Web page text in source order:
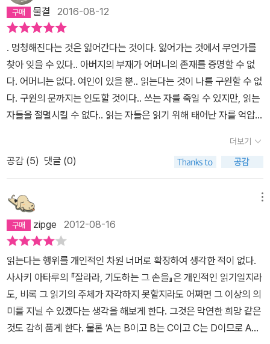
었다. “6세기부터 11세기 말까지 600년 가까이 완전히 망각에 묻혀”
있던 로마법 대전이 11세기 말 피사의 도서관에서 발견되면서 유럽은
법 개념과 법률 용어를 대량 입수하게 됐다. “로마법을 주입받아 고쳐
쓰인 교회법”은 범유럽 공통법으로 탄생(‘중세 해석자 혁명’) 했다.
이 새로운 법을 추축으로 교회가 성립되었고, 그것은 근대국가, 근대
관료제의 기원이 되었다. 이 법질서에 귀속된 인간은 ‘재생산’의 법적
대상이 되었다. “근대법, 근대국가, 근대주권, 회사, 신탁, 계약, 조합
등 근대 자본제의 원형” 체제 속에 자연히 인간도 이양되었다. 법문은
좀 더 정교히 수정되어 정보와 데이터베이스가 되었으며 정보에 의한
통치를 쉽게 만들었다. 중세 해석자 혁명에서 비롯된 “정보와 폭력과
는 전략 병기, 개종, 정복) 속에 전 세계에 수출된 것이라는 르장드르
와 저자의 주장은 타당해 보였다. 다른 무의식을 지배하는 무의식인
셈이다. 그렇기에 나는 여기서 의문을 제기하게 된다. 중세 해석자의
혁명이 세계의 법과 무의식을 더 공고히 한 혐의는 보이지 않는가?
자유롭다 말하지만 온갖 훈련을 통해서 탄생하는 예술과 문학의 아이
러니는? 재생산들의 종말은 없으니 안심하세요 하는 문제가 아니라
그 모든 것에 순수성이란 없다는 사실을 강조할 문제 아닌가. 어떤 것
도 본질로서 있을 수 없는데 우린 지금 무엇을 중요하다고 말하고 있
의 삶에 안주할 수 없기 때문이다. 텍스트는 이제껏 내 삶의 허위에 격
렬히 도전한다. '책을 제대로 읽는다는 것은 읽고 있는 자신과 세계가
동시에 믿을 수 없게 되는 것'이며, '책을 읽는 자신이 미쳤는가, 아니
면 세상이 미쳤는가'를 묻고 시험하는 것이다.물론 모든 책 읽기가 혁
명이 되지는 않는다. 치열한 책 읽기가 꺾을 첫 번째 대상은 언제나 내
자신이다. 저자는 '책을 읽고 말았기 때문에' 자신의 삶을 과감히 그것
에 굴복시킬 수밖에 없다고 말한다. 학문에 종사하는 숱한 사람들이
통해 그 모순을 극복한다. 텍스트로 하여금 내 무지를 드러내어 먼저
내 삶을 변혁하도록 허락하는 것이다.그의 책을 읽었다기보다 읽고
말았습니다. 읽고 만 이상, 거기에 그렇게 쓰여 있는 이상, 그 한 행이
아무래도 옳다고 밖에 생각되지 않은 이상, 그 문구가 하얀 표면에 반
짝반짝 검게 빛나 보이고만 이상, 그 말에 이끌려 살아갈 수밖에 없습
니다.(본문 34쪽)책 읽는 시간은 늘 시작이다독서 인구는 점점 줄고
있으며 노령화 되고 있다는 최근의 통계는 이제 새로운 현상이 아니
다. 한국방송(KBS)과 한국어진흥원은 초등학생을 대상으로 도서 4
0권을 출제 범위로 선정하여 시험과 경쟁을 통해 독서왕을 선정하겠
다는 <KBS 어린이 독서왕>이란 '무식한' 프로그램을 선보일 예정이
란다. 설마 그럴리야 있겠냐마는, 어떤 상업적 이권이 개입되어 있지
않다면 어찌 이런 프로그램인지 가능한 지 모르겠다. 나는 종종 우리
갖고 있다. 어쩌면 이것은 논리적 이해의 문제가 아니라 정서적 감응
의 문제일 것이다.
요? 폭력혁명이 유일한 혁명이고, 혁명의 ‘전부’일까요? 다른 혁명은
있을 수 없는 걸까요? 혁명의 다른 형식이 있을 수 있었고, 있을 수 있
고, 앞으로도 있을 수 있는 게 아닐까요? 좌익이건 우익이건―보수혁
명이라는 말이 있으니까요―모두 이 점을 눈여겨볼 수 없었습니다.
그들은 폭력혁명이 아니면 혁명이 아니라고 생각하고 있습니다. 폭력
않으면 안 되고, 그렇게 하지 않으면 급진적으로 간주되지 않을 거라
고 겁내고 있습니다. 그러면서도 또 폭력혁명을 직접적으로 주창하면
놀랄 만큼 무참했던 학살의 역사에 이름을 올리게 되지 않을까 하고
겁내고 있습니다. (p.69)
여기서 우리는 급진=혁명=폭력이라는 우
리의 일반적인 사고방식에 대해 저자가 도전하고 있음을 알 수 있다.
저자는 “혁명의 본체는 텍스트다. 결코 폭력이 아니다”라고 주장한
다. 혁명은 폭력으로 환원되는 것이 아니며, 폭력이 선행하는 것만도
아니라는 것이다. 텍스트를 다시 쓰는 것이야말로 혁명의 본질을 좌
우하는 것이지, 폭력은 혁명에 있어 이차적인 것에 지나지 않는다는
것이다. 내 생각엔 혁명을 폭력적인 것의 차원에서만 한정짓는 이런
사고방식은 어쩌면 radical을 '급진적(인)'으로 번역하면서 그것을
'점진적(인)' 것과 대조시켜 이해하는 사고방식과 밀접히 연관되어 있
다행이도 날씨는 풀리고 있다.[링크] 첫째 밤 독서 : http://blog.ala
din.co.kr/inkriver/8167631 둘째 밤 독서 : http://blog.aladin.c
o.kr/inkriver/8170615 셋째 밤 독서 : http://blog.aladin.co.kr/i
nkriver/8174409 넷째 밤 독서 : http://blog.aladin.co.kr/inkriv
er/8176674 다섯째 밤 독서 : http://blog.aladin.co.kr/inkriver/
8178820 『잘라라, 기도하는 그 손을(切りとれ、あの祈る手
を)』은 가벼운 책이다. 어디 들고 다니며 읽기에도 좋다. 하지만 내용
이 무섭다. 수 년 전, 국내 독자들에게 처음 소개되고 그 파격에 뜨거
운 관심을 받았던 것 같은데, 과연 얼마나 팔렸을지는 모르겠다. 항간
에서 인문학의 ‘한계’라 쉽게 지적하곤 하는 일상과의 괴리, 실천 가능
하지 않는다. 저자 본인도 놀란 기색이다. 곳곳에 사사키에 대해 험담
하는 이들도 적지 않은 듯하다. 이해 못할 바는 아니다. 요컨대 [문
학]하라는 것이다. 대문자 문학. 그것은 읽고 쓰는 것을 말하며, 혁명
과 직결된다. 어떻게 [문학]이 혁명으로 이어지는지, 혹은 혁명 그 자
체인지는 대혁명(종교개혁)의 루터, 고아이자 문맹이었던 장사치 사
도 무함마드와 『쿠란』, 성녀 테레지아와 같은 신비주의자들, 그리고
중세 해석자 혁명을 거치다보면 적나라하게 드러난다. 비난과 농담,
유머, 겸손 등 사사키 특유의 어조를 따라간다. 전문가, 지식인, 종말
물결 2016-08-12
. 멍청해진다는 것은 잃어간다는 것이다. 잃어가는 것에서 무언가를
찾아 잊을 수 있다.. 아버지의 부재가 어머니의 존재를 증명할 수 없
다. 어머니는 없다. 여인이 있을 뿐.. 읽는다는 것이 나를 구원할 수 없
다. 구원의 문까지는 인도할 것이다.. 쓰는 자를 죽일 수 있지만, 읽는
자들을 절멸시킬 수 없다.. 읽는 자들은 읽기 위해 태어난 자를 억압한
어느 영토로 진입하려는 것은, 구원과 벗겨짐과 잠기는 것과 반복의
춤사위로 가려는 열망 때문이다. 아니, 살아야 하기 때문이다.. 나쁜
피로 물든 기도자의 심장을 꺼내 씻어줄 구원의 손길은 무엇인가, 책
인가.. 끝났다는 것은 멈춤이 아니라 사라짐이다. 멈춘다는 것은 응축
한다는 것이다. 생성한다는 것.. 꿈은 내일을 살짝 앞으로 당기는 것이
다. 슬쩍 당겨서는 꿈쩍 않는 것이다.. 작고 작고 웅크리고 미세해져야
씨앗이 될 수 있다. 소멸의 직전까지 응축해야 한다.
더보기
공감 (5) 댓글 (0)
zipge 2012-08-16
읽는다는 행위를 개인적인 차원 너머로 확장하여 생각한 적이 없다.
사사키 아타루의 『잘라라, 기도하는 그 손을』은 개인적인 읽기일지라
도, 비록 그 읽기의 주체가 자각하지 못할지라도 어쩌면 그 이상의 의
미를 지닐 수 있겠다는 생각을 해보게 한다. 그것은 막연한 희망 같은
것도 감히 품게 한다. 물론 ‘A는 B이고 B는 C이고 C는 D이므로 A는